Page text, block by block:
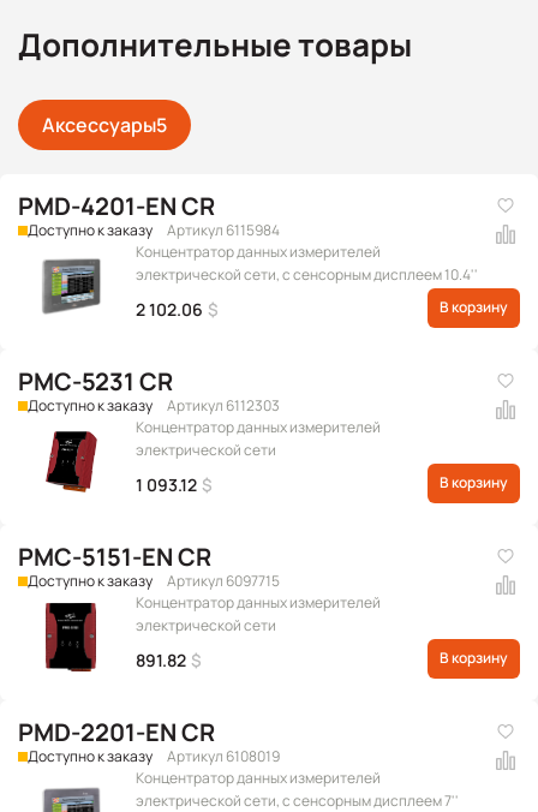
Дополнительные товары
Аксессуары5
PMD-4201-EN CR
Доступно к заказу
Артикул 6115984
Концентратор данных измерителей
электрической сети, с сенсорным дисплеем 10.4''
2 102.06 $ В корзину
PMC-5231 CR
Доступно к заказу
Артикул 6112303
Концентратор данных измерителей
электрической сети
1 093.12 $ В корзину
PMC-5151-EN CR
Доступно к заказу
Артикул 6097715
Концентратор данных измерителей
электрической сети
891.82 $ В корзину
PMD-2201-EN CR
Доступно к заказу
Артикул 6108019
Концентратор данных измерителей
электрической сети, с сенсорным дисплеем 7''